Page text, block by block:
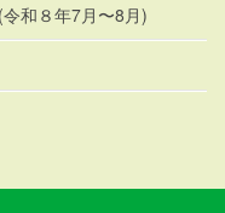
和８年7月〜8月)